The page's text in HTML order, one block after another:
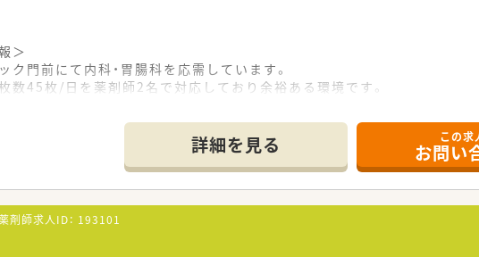
＞
ク門前にて内科・胃腸科を応需しています。
数45枚/日を薬剤師2名で対応しており余裕ある環境です。
相談はしやすく無理なく勤務できる職場です。
中心に、福岡県、熊本県、長崎県、関東エリアに80店舗以上展開している
の方向性を見据えた先進性のある企業です。「ダイレクトテレフォン」
ム全店導入」「ローソンと併設した店舗作り」等対物から対人業務への
てだけでなく色んな角度から地域に貢献すべく、福祉事業や保育園などの
詳細を見る この求
お問い
剤師求人ID： 193101